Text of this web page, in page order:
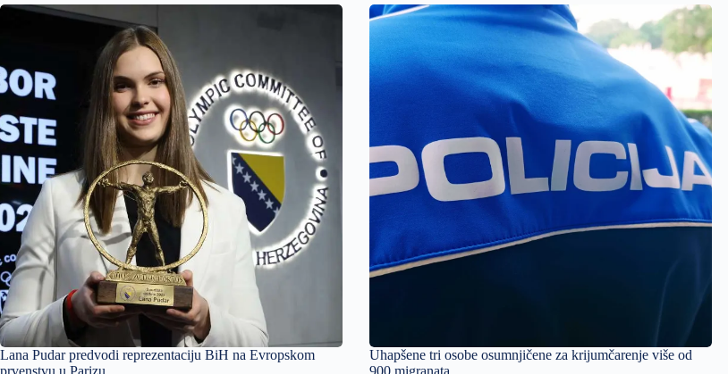
Lana Pudar predvodi reprezentaciju BiH na Evropskom
prvenstvu u Parizu
Uhapšene tri osobe osumnjičene za krijumčarenje više od
900 migranata